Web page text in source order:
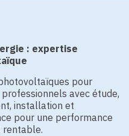
: expertise
pour
avec étude,
installation et
pour une performance
rentable.